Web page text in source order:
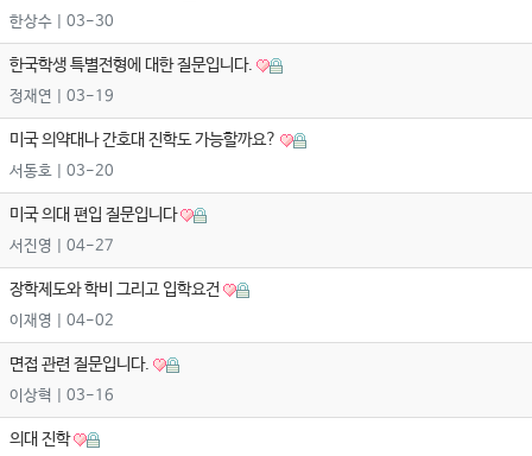
한상수 | 03-30
한국학생 특별전형에 대한 질문입니다.
정재연 | 03-19
미국 의약대나 간호대 진학도 가능할까요?
서동호 | 03-20
미국 의대 편입 질문입니다
서진영 | 04-27
장학제도와 학비 그리고 입학요건
이재영 | 04-02
면접 관련 질문입니다.
이상혁 | 03-16
의대 진학